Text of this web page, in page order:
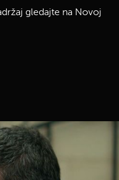
gledajte na Novoj